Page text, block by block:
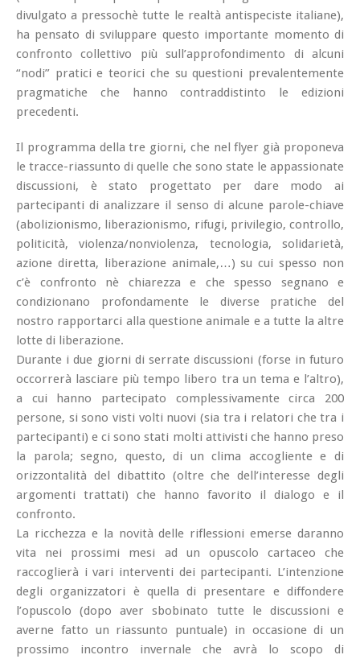
divulgato a pressochè tutte le realtà antispeciste italiane),
ha pensato di sviluppare questo importante momento di
confronto collettivo più sull’approfondimento di alcuni
“nodi” pratici e teorici che su questioni prevalentemente
pragmatiche che hanno contraddistinto le edizioni
precedenti.
Il programma della tre giorni, che nel flyer già proponeva
le tracce-riassunto di quelle che sono state le appassionate
discussioni, è stato progettato per dare modo ai
partecipanti di analizzare il senso di alcune parole-chiave
(abolizionismo, liberazionismo, rifugi, privilegio, controllo,
politicità, violenza/nonviolenza, tecnologia, solidarietà,
azione diretta, liberazione animale,…) su cui spesso non
c’è confronto nè chiarezza e che spesso segnano e
condizionano profondamente le diverse pratiche del
nostro rapportarci alla questione animale e a tutte la altre
lotte di liberazione.
Durante i due giorni di serrate discussioni (forse in futuro
occorrerà lasciare più tempo libero tra un tema e l’altro),
a cui hanno partecipato complessivamente circa 200
persone, si sono visti volti nuovi (sia tra i relatori che tra i
partecipanti) e ci sono stati molti attivisti che hanno preso
la parola; segno, questo, di un clima accogliente e di
orizzontalità del dibattito (oltre che dell’interesse degli
argomenti trattati) che hanno favorito il dialogo e il
confronto.
La ricchezza e la novità delle riflessioni emerse daranno
vita nei prossimi mesi ad un opuscolo cartaceo che
raccoglierà i vari interventi dei partecipanti. L’intenzione
degli organizzatori è quella di presentare e diffondere
l’opuscolo (dopo aver sbobinato tutte le discussioni e
averne fatto un riassunto puntuale) in occasione di un
prossimo incontro invernale che avrà lo scopo di